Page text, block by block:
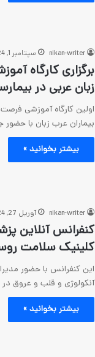
nikan-writer سپتامبر 1, 2024
برگزاری کارگاه
زبان عربی در
اولین کارگاه آموزشی
بیماران عرب زبان با
بیشتر بخوانید »
nikan-writer آوریل 27, 2024
کنفرانس آنلاین
کلینیک سلامت
این کنفرانس با حضور
آنکولوژی و قلب و عروق
بیشتر بخوانید »